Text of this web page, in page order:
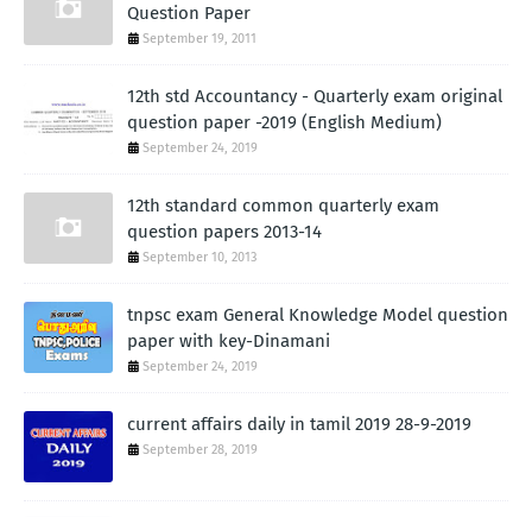
Question Paper
September 19, 2011
12th std Accountancy - Quarterly exam original
question paper -2019 (English Medium)
September 24, 2019
12th standard common quarterly exam
question papers 2013-14
September 10, 2013
tnpsc exam General Knowledge Model question
paper with key-Dinamani
September 24, 2019
current affairs daily in tamil 2019 28-9-2019
September 28, 2019